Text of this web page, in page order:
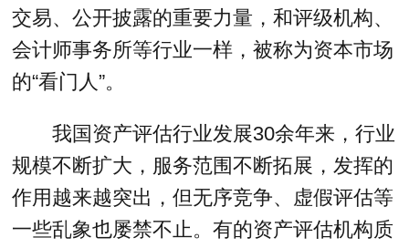
交易、公开披露的重要力量，和评级机构、
会计师事务所等行业一样，被称为资本市场
的“看门人”。
我国资产评估行业发展30余年来，行业
规模不断扩大，服务范围不断拓展，发挥的
作用越来越突出，但无序竞争、虚假评估等
一些乱象也屡禁不止。有的资产评估机构质